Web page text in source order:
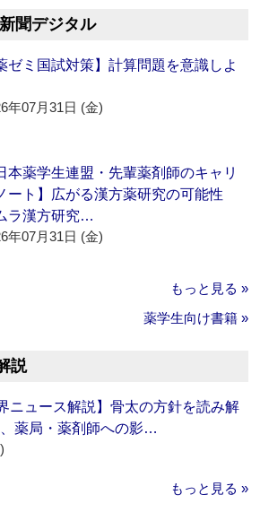
聞デジタル
ゼミ国試対策】計算問題を意識しよ
年07月31日 (金)
本薬学生連盟・先輩薬剤師のキャリ
ート】広がる漢方薬研究の可能性
ラ漢方研究…
年07月31日 (金)
もっと見る »
薬学生向け書籍 »
説
ニュース解説】骨太の方針を読み解
、薬局・薬剤師への影…
もっと見る »